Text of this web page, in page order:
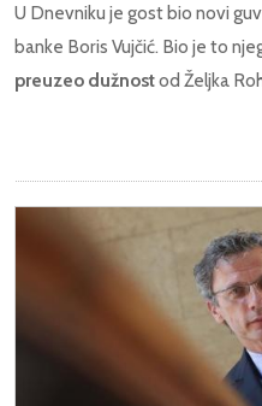
U Dnevniku je gost bio novi
banke Boris Vujčić. Bio je to
preuzeo dužnostod Željka